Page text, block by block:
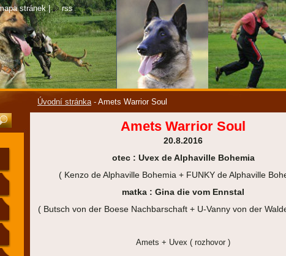
Úvodní stránka - Amets Warrior Soul
Amets Warrior Soul
20.8.2016
otec : Uvex de Alphaville Bohemia
( Kenzo de Alphaville Bohemia + FUNKY de Alphaville
matka : Gina die vom Ennstal
( Butsch von der Boese Nachbarschaft + U-Vanny von der
Amets + Uvex ( rozhovor )
stránek | rss